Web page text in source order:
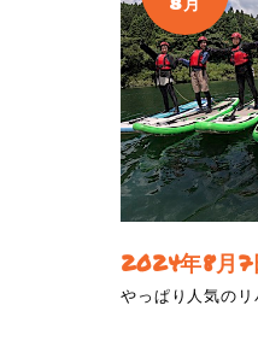
2024年8月7
やっぱり人気の